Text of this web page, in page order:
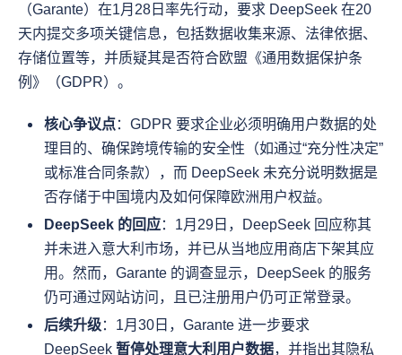
（Garante）在1月28日率先行动，要求 DeepSeek 在20
天内提交多项关键信息，包括数据收集来源、法律依据、
存储位置等，并质疑其是否符合欧盟《通用数据保护条
例》（GDPR）。
核心争议点：GDPR 要求企业必须明确用户数据的处
理目的、确保跨境传输的安全性（如通过“充分性决定”
或标准合同条款），而 DeepSeek 未充分说明数据是
否存储于中国境内及如何保障欧洲用户权益。
DeepSeek 的回应：1月29日，DeepSeek 回应称其
并未进入意大利市场，并已从当地应用商店下架其应
用。然而，Garante 的调查显示，DeepSeek 的服务
仍可通过网站访问，且已注册用户仍可正常登录。
后续升级：1月30日，Garante 进一步要求
DeepSeek 暂停处理意大利用户数据，并指出其隐私